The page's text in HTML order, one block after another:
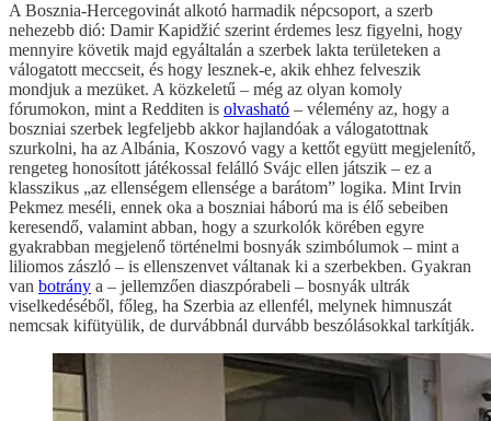
A Bosznia-Hercegovinát alkotó harmadik népcsoport, a szerb
nehezebb dió: Damir Kapidžić szerint érdemes lesz figyelni, hogy
mennyire követik majd egyáltalán a szerbek lakta területeken a
válogatott meccseit, és hogy lesznek-e, akik ehhez felveszik
mondjuk a mezüket. A közkeletű – még az olyan komoly
fórumokon, mint a Redditen is olvasható – vélemény az, hogy a
boszniai szerbek legfeljebb akkor hajlandóak a válogatottnak
szurkolni, ha az Albánia, Koszovó vagy a kettőt együtt megjelenítő,
rengeteg honosított játékossal felálló Svájc ellen játszik – ez a
klasszikus „az ellenségem ellensége a barátom” logika. Mint Irvin
Pekmez meséli, ennek oka a boszniai háború ma is élő sebeiben
keresendő, valamint abban, hogy a szurkolók körében egyre
gyakrabban megjelenő történelmi bosnyák szimbólumok – mint a
liliomos zászló – is ellenszenvet váltanak ki a szerbekben. Gyakran
van botrány a – jellemzően diaszpórabeli – bosnyák ultrák
viselkedéséből, főleg, ha Szerbia az ellenfél, melynek himnuszát
nemcsak kifütyülik, de durvábbnál durvább beszólásokkal tarkítják.